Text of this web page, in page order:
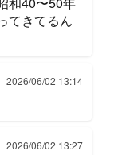
てきてるん
2026/06/02 13:14
2026/06/02 13:27